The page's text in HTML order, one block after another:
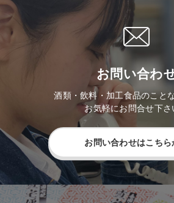
お問い合わ
酒類・飲料・加工食品のこと
お気軽にお問合せ下さ
お問い合わせはこちら